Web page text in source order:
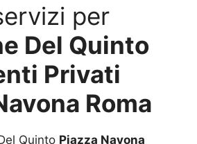
per
Del Quinto
Privati
Roma
Quinto Piazza Navona